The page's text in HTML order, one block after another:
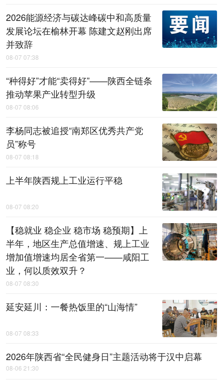
2026能源经济与碳达峰碳中和高质量
发展论坛在榆林开幕 陈建文赵刚出席
并致辞
08-07 07:38
“种得好”才能“卖得好”——陕西全链条
推动苹果产业转型升级
08-07 08:06
李杨同志被追授“南郑区优秀共产党
员”称号
08-07 08:18
上半年陕西规上工业运行平稳
08-07 08:20
【稳就业 稳企业 稳市场 稳预期】上
半年，地区生产总值增速、规上工业
增加值增速均居全省第一——咸阳工
业，何以质效双升？
08-07 08:30
延安延川：一餐热饭里的“山海情”
08-07 08:33
2026年陕西省“全民健身日”主题活动将于汉中启幕
08-06 21:30